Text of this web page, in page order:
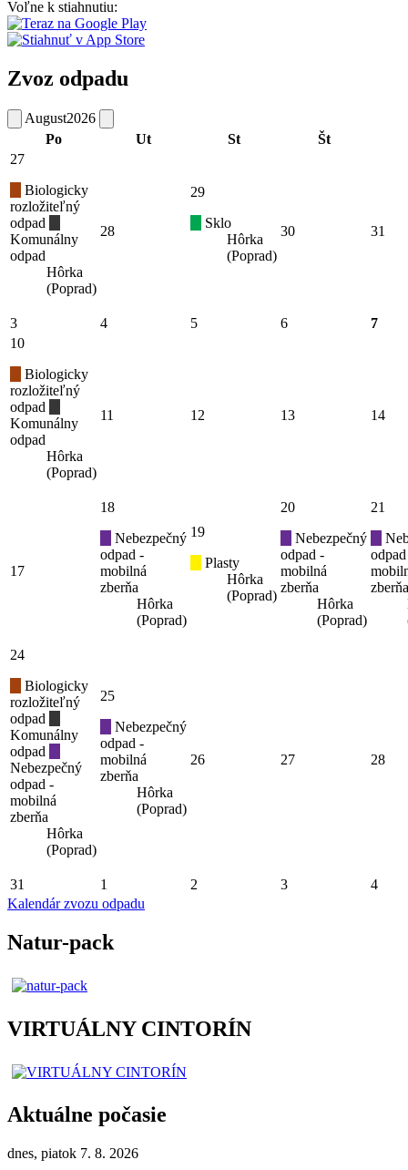
Voľne k stiahnutiu:
Zvoz odpadu
August2026
Po
Ut St Št
27
Biologicky
rozložiteľný
odpad
Komunálny
odpad
Hôrka
(Poprad)
28
29
Sklo
Hôrka
(Poprad)
30 31
3 4 5 6
7
10
Biologicky
rozložiteľný
odpad
Komunálny
odpad
Hôrka
(Poprad)
11 12 13 14
17
18
Nebezpečný
odpad -
mobilná
zberňa
Hôrka
(Poprad)
19
Plasty
Hôrka
(Poprad)
20
Nebezpečný
odpad -
mobilná
zberňa
Hôrka
(Poprad)
21
zberňa
24
Biologicky
rozložiteľný
odpad
Komunálny
odpad
Nebezpečný
odpad -
mobilná
zberňa
Hôrka
(Poprad)
25
Nebezpečný
odpad -
mobilná
zberňa
Hôrka
(Poprad)
26 27 28
31 1 2 3
4
Kalendár zvozu odpadu
Natur-pack
VIRTUÁLNY CINTORÍN
Aktuálne počasie
dnes, piatok 7. 8. 2026